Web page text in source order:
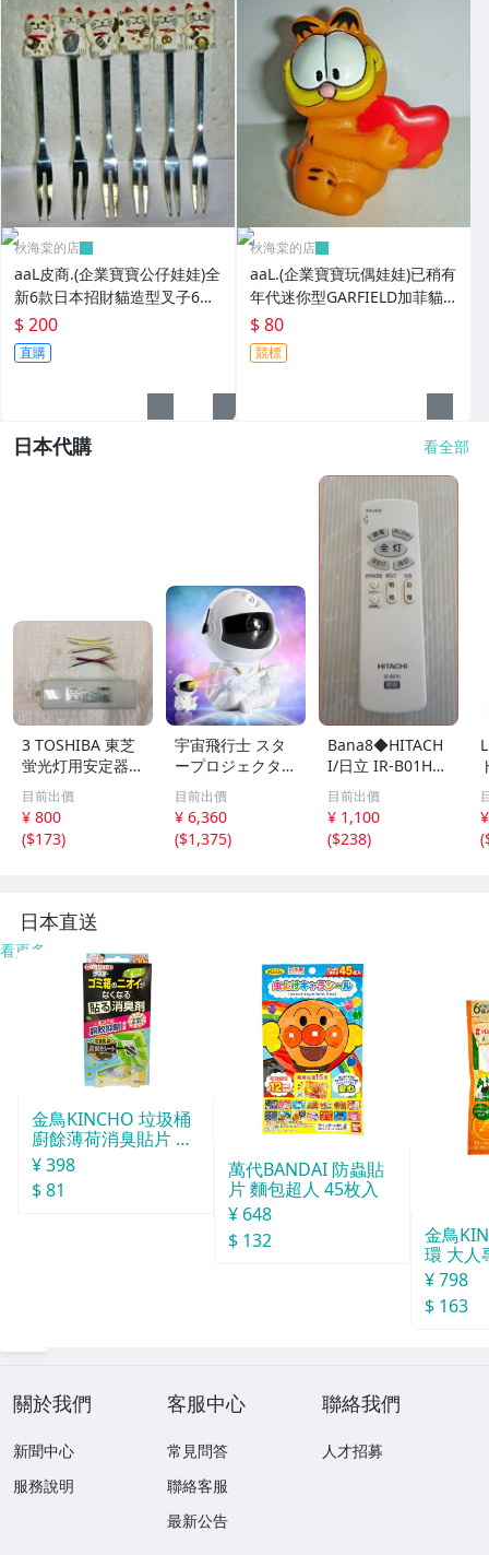
秋海棠的店
aaL皮商.(企業寶寶公仔娃娃)全
新6款日本招財貓造型叉子6
入!!--造型都不一樣值得收藏!!/
大4/-P
$ 200
直購
秋海棠的店
aaL.(企業寶寶玩偶娃娃)已稍有
年代迷你型GARFIELD加菲貓
拿紅色心型造型公仔!--保存良
好值得收藏!/6房樂箱1
$ 80
競標
日本代購 看全部
3 TOSHIBA 東芝
蛍光灯用安定器 F
RH-2-40226B 20
0V 60Hz FLR40S
2灯用 蛍光灯安定
器 照明器具 蛍光
目前出價
¥ 800
($173)
宇宙飛行士 スタ
ープロジェクター
星空ライト キッ
ズルーム 天井 US
B給電 子供へのプ
レゼント 誕生日
目前出價
¥ 6,360
($1,375)
Bana8◆HITACH
I/日立 IR-B01H
照明 リモコン
目前出價
¥ 1,100
($238)
-
(
日本直送
看更多
金鳥KINCHO 垃圾桶
廚餘薄荷消臭貼片 約
30天分
¥ 398
$ 81
萬代BANDAI 防蟲貼
片 麵包超人 45枚入
¥ 648
$ 132
金鳥
環 大人
¥ 798
$ 163
關於我們
新聞中心
服務說明
客服中心
常見問答
聯絡客服
最新公告
聯絡我們
人才招募